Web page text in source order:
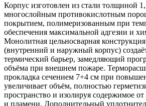
Корпус изготовлен из стали толщиной
многослойным противокислотным
покрытием, полимеризованным при
обеспечения максимальной адгезии и
Монолитная цельносварная
(внутренний и наружный корпус)
термический барьер, замедляющий
объёма при внешнем пожаре.
прокладка сечением 7+4 см при
увеличивает объём, полностью
пространство и изолируя содержимое
и пламени. Дополнительный